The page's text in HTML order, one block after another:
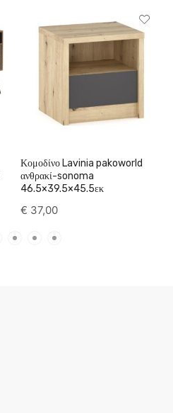
Κομοδίνο Lavinia pakoworld
ανθρακί-sonoma
46.5×39.5×45.5εκ
€ 37,00